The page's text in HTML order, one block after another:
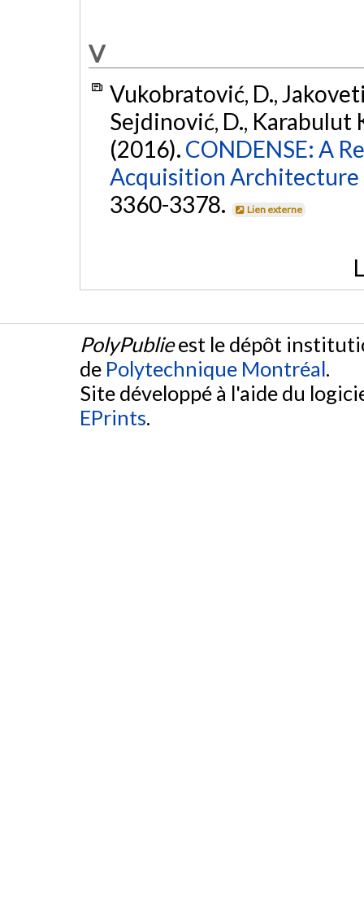
V
Vukobratović, D.,
Sejdinović, D., Karabulut
(2016). CONDENSE: A
Acquisition Architecture
3360-3378.
Lien externe
PolyPublieest le dépôt
de Polytechnique Montréal.
Site développé à l'aide du
EPrints.